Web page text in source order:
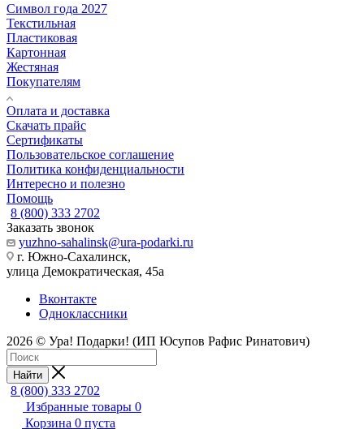
Символ года 2027
Текстильная
Пластиковая
Картонная
Жестяная
Покупателям
Оплата и доставка
Скачать прайс
Сертификаты
Пользовательское соглашение
Политика конфиденциальности
Интересно и полезно
Помощь
8 (800) 333 2702
Заказать звонок
yuzhno-sahalinsk@ura-podarki.ru
г. Южно-Сахалинск,
улица Демократическая, 45а
Вконтакте
Одноклассники
2026 © Ура! Подарки! (ИП Юсупов Рафис Ринатович)
Найти
8 (800) 333 2702
Избранные товары 0
Корзина 0 пуста